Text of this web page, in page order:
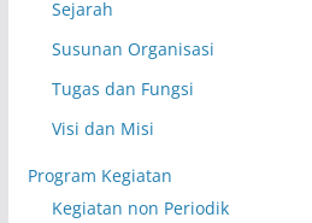
Sejarah
Susunan Organisasi
Tugas dan Fungsi
Visi dan Misi
Program Kegiatan
Kegiatan non Periodik